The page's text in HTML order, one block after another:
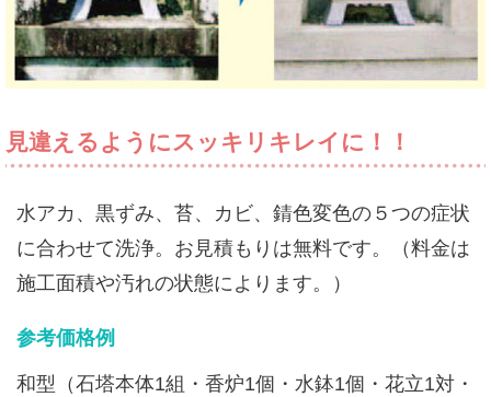
見違えるようにスッキリキレイに！！
水アカ、黒ずみ、苔、カビ、錆色変色の５つの症状
に合わせて洗浄。お見積もりは無料です。（料金は
施工面積や汚れの状態によります。）
参考価格例
和型（石塔本体1組・香炉1個・水鉢1個・花立1対・